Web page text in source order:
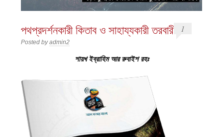
পথপ্রদর্শনকারী কিতাব ও সাহায্যকারী তরবারী
Posted byadmin2
1
শায়খ ইব্রাহিম আর রুবাইশ রহঃ